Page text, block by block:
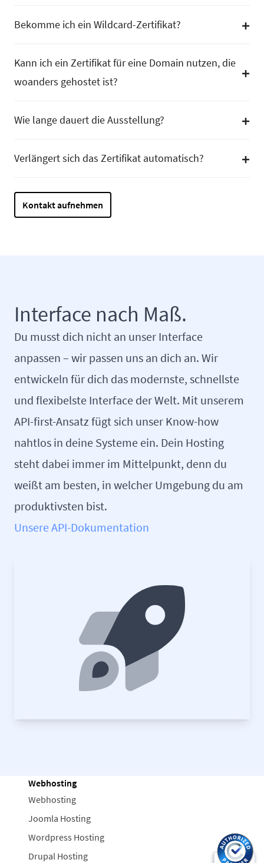
Bekomme ich ein Wildcard-Zertifikat?
Kann ich ein Zertifikat für eine Domain nutzen, die
woanders gehostet ist?
Wie lange dauert die Ausstellung?
Verlängert sich das Zertifikat automatisch?
Kontakt aufnehmen
Interface nach Maß.
Du musst dich nicht an unser Interface
anpassen – wir passen uns an dich an. Wir
entwickeln für dich das modernste, schnellste
und flexibelste Interface der Welt. Mit unserem
API-first-Ansatz fügt sich unser Know-how
nahtlos in deine Systeme ein. Dein Hosting
steht dabei immer im Mittelpunkt, denn du
weißt am besten, in welcher Umgebung du am
produktivsten bist.
Unsere API-Dokumentation
Webhosting
Webhosting
Joomla Hosting
Wordpress Hosting
Drupal Hosting